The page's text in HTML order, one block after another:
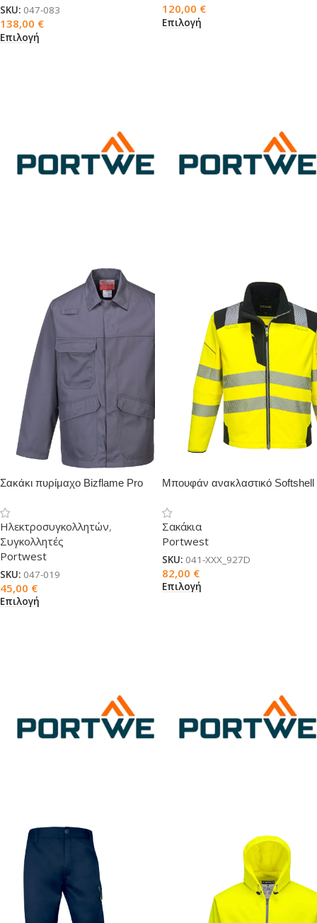
SKU: 047-083
138,00 €
Επιλογή
120,00 €
Επιλογή
Σακάκι πυρίμαχο Bizflame Pro
Ηλεκτροσυγκολλητών,
Συγκολλητές
Portwest
SKU: 047-019
45,00 €
Επιλογή
Μπουφάν ανακλαστικό Softshell
Σακάκια
Portwest
SKU: 041-XXX_927D
82,00 €
Επιλογή